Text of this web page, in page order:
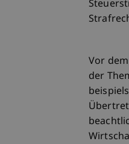
Vor
der